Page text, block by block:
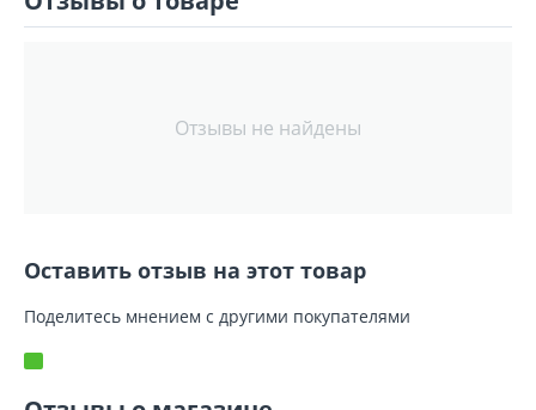
Отзывы не найдены
Оставить отзыв на этот товар
Поделитесь мнением с другими покупателями